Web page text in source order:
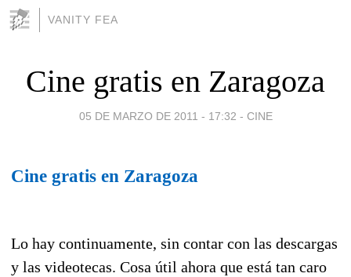
VANITY FEA
Cine gratis en Zaragoza
05 DE MARZO DE 2011 - 17:32 - CINE
Cine gratis en Zaragoza
Lo hay continuamente, sin contar con las descargas
y las videotecas. Cosa útil ahora que está tan caro